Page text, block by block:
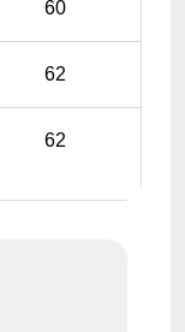
60
62
62